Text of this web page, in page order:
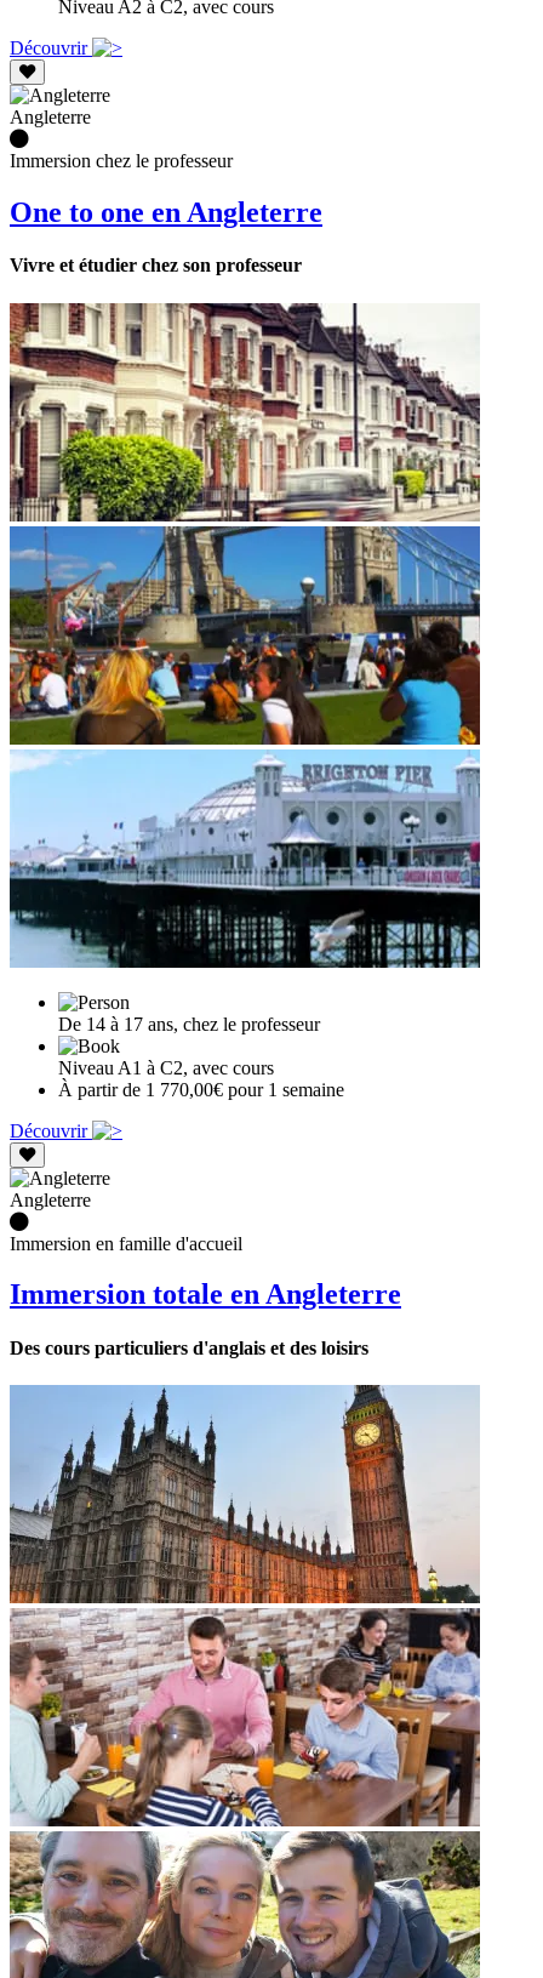
Niveau A2 à C2, avec cours
Découvrir
Angleterre
Immersion chez le professeur
One to one en Angleterre
Vivre et étudier chez son professeur
De 14 à 17 ans, chez le professeur
Niveau A1 à C2, avec cours
À partir de 1 770,00€ pour 1 semaine
Découvrir
Angleterre
Immersion en famille d'accueil
Immersion totale en Angleterre
Des cours particuliers d'anglais et des loisirs